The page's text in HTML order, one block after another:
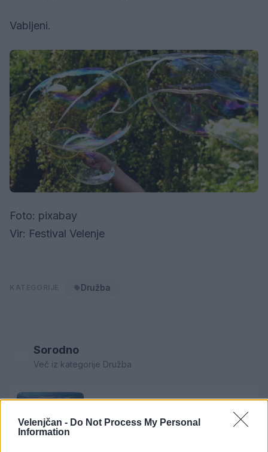
Velenjčan - Do Not Process My Personal
Information
Vabljeni.
Foto: pixabay
Vir: Festival Velenje
Družba
Sorodno
Več iz kategorije Družba
7. avgust 2026